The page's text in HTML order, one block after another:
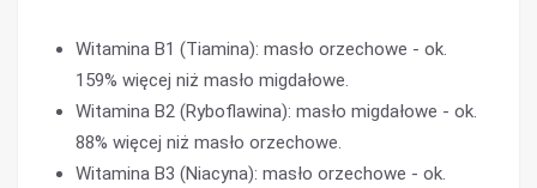
Witamina B1 (Tiamina): masło orzechowe - ok.
159% więcej niż masło migdałowe.
Witamina B2 (Ryboflawina): masło migdałowe - ok.
88% więcej niż masło orzechowe.
Witamina B3 (Niacyna): masło orzechowe - ok.